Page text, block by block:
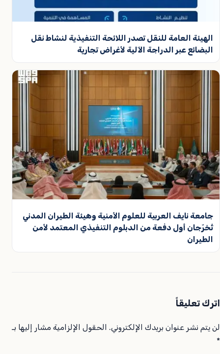
الهيئة العامة للنقل تصدر اللائحة التنفيذية لنشاط نقل
البضائع عبر الدراجة الآلية لأغراض تجارية
جامعة نايف العربية للعلوم الأمنية وهيئة الطيران المدني
تُخرّجان أول دفعة من الدبلوم التنفيذي المعتمد لأمن
الطيران
اترك تعليقاً
لن يتم نشر عنوان بريدك الإلكتروني. الحقول الإلزامية مشار إليها بـ
*